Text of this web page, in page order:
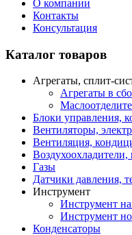
О компании
Контакты
Консультация
Каталог товаров
Агрегаты, сплит-
Агрегаты в
Блоки управления,
Вентиляторы,
Вентиляция,
Воздухоохладители,
Газы
Датчики давления,
Инструмент
Инструмент
Инструмент
Конденсаторы